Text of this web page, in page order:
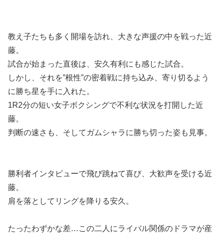
教え子たちも多く開場を訪れ、大きな声援の中を戦った近
藤。
試合が始まった直後は、安久有利にも感じた試合。
しかし、それを”根性”の密着戦に持ち込み、寄り切るよう
に勝ち星を手に入れた。
1R2分の短い女子ボクシングで不利な状況を打開した近
藤。
判断の速さも、そしてガムシャラに勝ち切った姿も見事。
勝利者インタビューで飛び跳ねて喜び、大歓声を受ける近
藤。
肩を落としてリングを降りる安久。
たったわずかな差…この二人にライバル関係のドラマが産